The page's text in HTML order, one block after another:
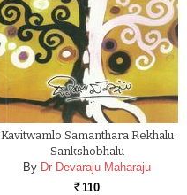
Kavitwamlo Samanthara Rekhalu
Sankshobhalu
By Dr Devaraju Maharaju
Rs. 110